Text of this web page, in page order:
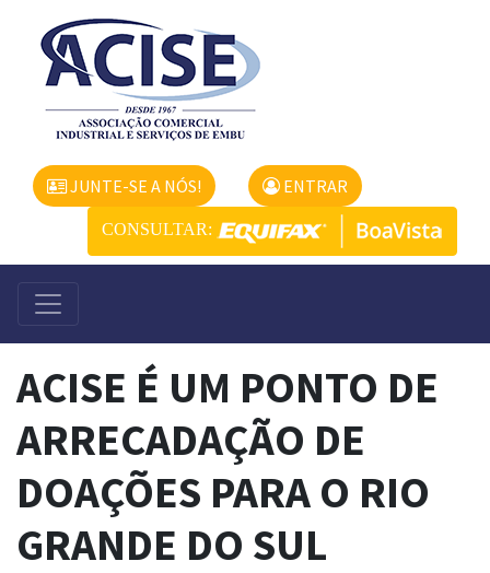
JUNTE-SE A NÓS! ENTRAR
CONSULTAR:
ACISE É UM PONTO DE
ARRECADAÇÃO DE
DOAÇÕES PARA O RIO
GRANDE DO SUL